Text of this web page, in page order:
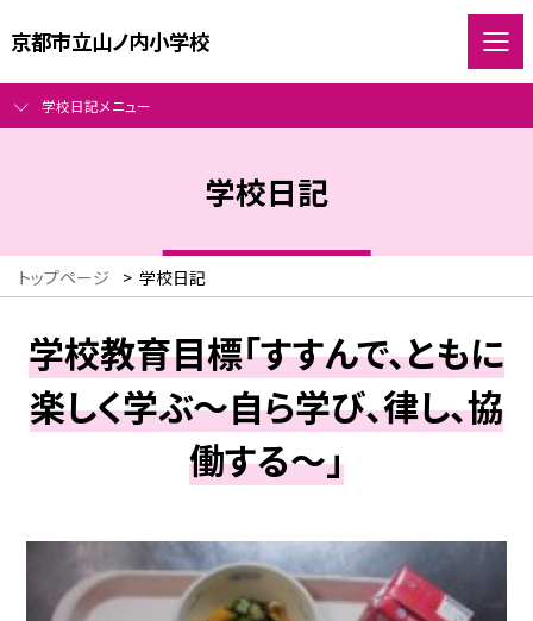
京都市立山ノ内小学校
学校日記メニュー
学校日記
トップページ > 学校日記
学校教育目標「すすんで、ともに
楽しく学ぶ～自ら学び、律し、協
働する～」